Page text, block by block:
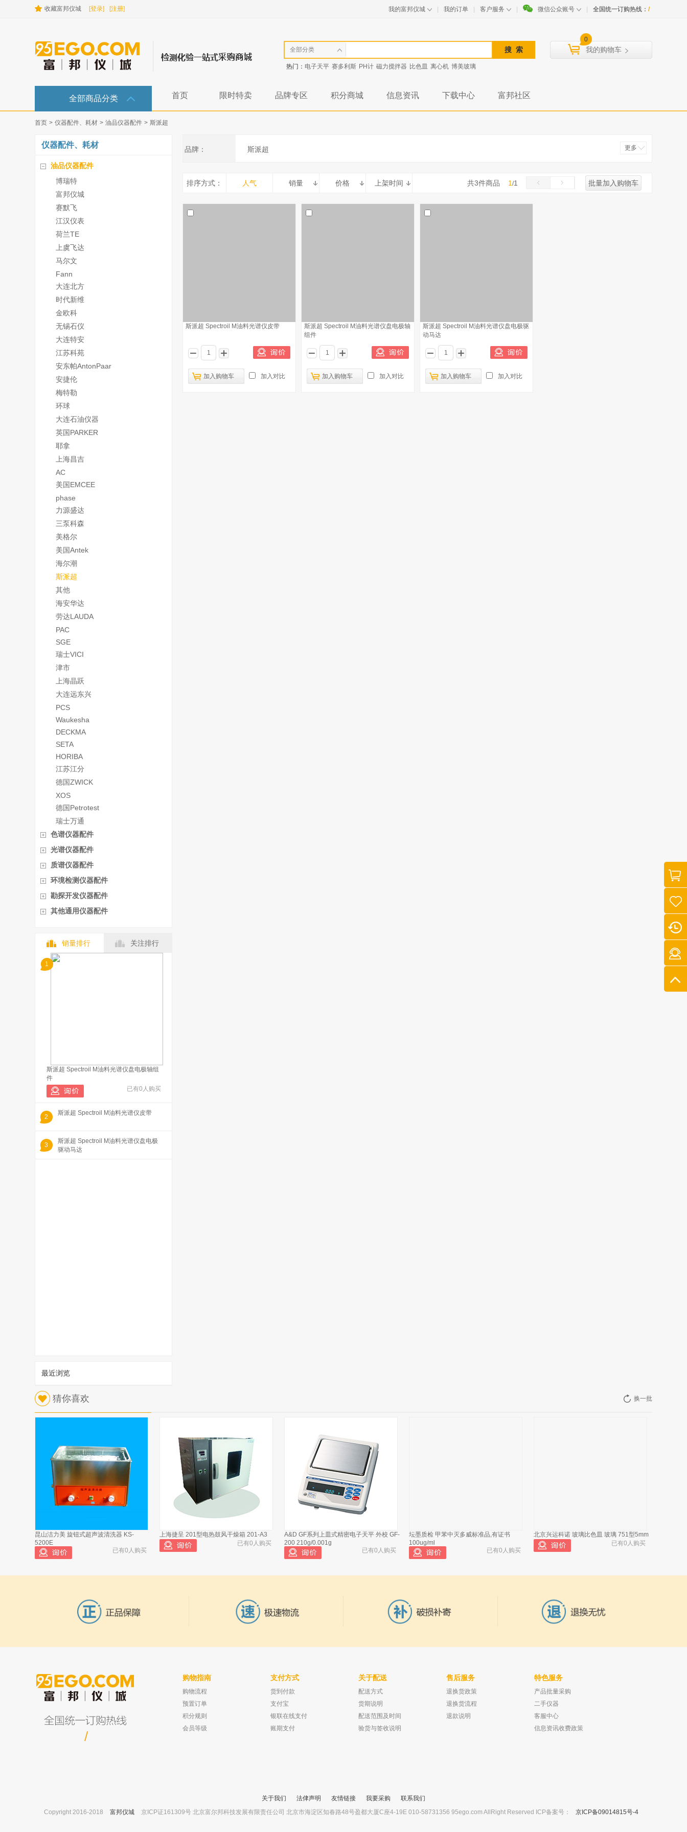
收藏富邦仪城 [登录] [注册] 我的富邦仪城 我的订单 客户服务 微信公众账号 全国统一订购热线： /
全部分类
热门： 电子天平 赛多利斯 PH计 磁力搅拌器 比色皿 离心机 博美玻璃
0
我的购物车
全部商品分类 首页 限时特卖 品牌专区 积分商城 信息资讯 下载中心 富邦社区
首页 > 仪器配件、耗材 > 油品仪器配件 > 斯派超
仪器配件、耗材
油品仪器配件
博瑞特
富邦仪城
赛默飞
江汉仪表
荷兰TE
上虞飞达
马尔文
Fann
大连北方
时代新维
金欧科
无锡石仪
大连特安
江苏科苑
安东帕AntonPaar
安捷伦
梅特勒
环球
大连石油仪器
英国PARKER
耶拿
上海昌吉
AC
美国EMCEE
phase
力源盛达
三泵科森
美格尔
美国Antek
海尔潮
斯派超
其他
海安华达
劳达LAUDA
PAC
SGE
瑞士VICI
津市
上海晶跃
大连远东兴
PCS
Waukesha
DECKMA
SETA
HORIBA
江苏江分
德国ZWICK
XOS
德国Petrotest
瑞士万通
色谱仪器配件
光谱仪器配件
质谱仪器配件
环境检测仪器配件
勘探开发仪器配件
其他通用仪器配件
销量排行 关注排行
1
斯派超 Spectroil M油料光谱仪盘电极轴组
件
已有0人购买
2
斯派超 Spectroil M油料光谱仪皮带
3
斯派超 Spectroil M油料光谱仪盘电极
驱动马达
斯派超 Spectroil M油料光谱仪皮带
2
斯派超 Spectroil M油料光谱仪盘电极
最近浏览
品牌： 斯派超
更多
排序方式： 人气 销量 价格 上架时间 共3件商品 1 /1 批量加入购物车
斯派超 Spectroil M油料光谱仪皮带
加入购物车 加入对比
斯派超 Spectroil M油料光谱仪盘电极轴
组件
加入购物车 加入对比
斯派超 Spectroil M油料光谱仪盘电极驱
动马达
加入购物车 加入对比
猜你喜欢 换一批
昆山洁力美 旋钮式超声波清洗器 KS-
5200E
已有0人购买
上海捷呈 201型电热鼓风干燥箱 201-A3
已有0人购买
A&D GF系列上皿式精密电子天平 外校 GF-
200 210g/0.001g
已有0人购买
坛墨质检 甲苯中灭多威标准品,有证书
100ug/ml
已有0人购买
北京兴运科诺 玻璃比色皿 玻璃 751型5mm
已有0人购买
无锡百运科技 16孔磁力架 5ml
已有0人购买
同奥科技 总氮测定仪 TR-1800
已有0人购买
九州同诚 冷热一体机 LR-10D 带加热
已有0人购买
台湾洛科 菌落计数器 Galaxy 230 放大倍数
爱尔兰Reagecon PH校正液
（2.00@25°C）500ml
/
购物指南
购物流程
预置订单
积分规则
会员等级
支付方式
货到付款
支付宝
银联在线支付
账期支付
关于配送
配送方式
货期说明
配送范围及时间
验货与签收说明
售后服务
退换货政策
退换货流程
退款说明
特色服务
产品批量采购
二手仪器
客服中心
信息资讯收费政策
关于我们 法侓声明 友情链接 我要采购
联系我们
Copyright 2016-2018
富邦仪城 京ICP证161309号 北京富尔邦科技发展有限责任公司 北京市海淀区知春路48号盈都大厦C座4-19E 010-58731356 95ego.com AllRight Reserved ICP备案号： 京ICP备09014815号-4